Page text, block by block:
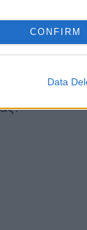
CONFIRM
Data
στις 12 το